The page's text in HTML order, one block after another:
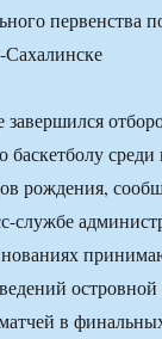
завершился
баскетболу
рождения,
службе
в